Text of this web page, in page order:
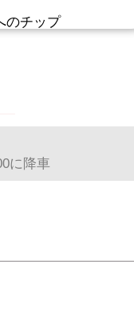
のチップ
に降車